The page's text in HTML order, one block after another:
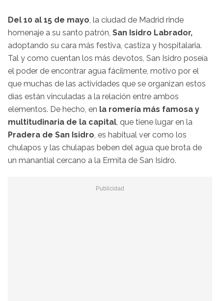
Del 10 al 15 de mayo, la ciudad de Madrid rinde
homenaje a su santo patrón, San Isidro Labrador,
adoptando su cara más festiva, castiza y hospitalaria.
Tal y como cuentan los más devotos, San Isidro poseía
el poder de encontrar agua fácilmente, motivo por el
que muchas de las actividades que se organizan estos
días están vinculadas a la relación entre ambos
elementos. De hecho, en la romería más famosa y
multitudinaria de la capital, que tiene lugar en la
Pradera de San Isidro, es habitual ver como los
chulapos y las chulapas beben del agua que brota de
un manantial cercano a la Ermita de San Isidro.